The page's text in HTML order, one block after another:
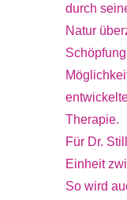
durch
Natur
Therapie.
Für Dr.
Einheit
So wird